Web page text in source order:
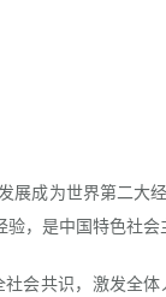
成为世界第二大
，是中国特色社
共识，激发全